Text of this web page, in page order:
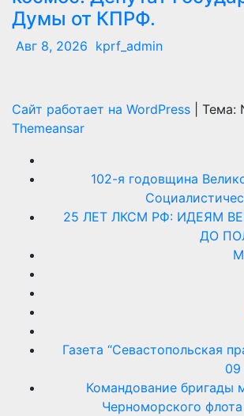
Думы от КПРФ.
Авг 8, 2026 kprf_admin
Сайт работает на WordPress
Тема:
Themeansar
102-я годовщина
25 ЛЕТ ЛКСМ РФ: ИДЕЯМ
ДО
Газета “Севастопольская
09
Командование бригады
Черноморского